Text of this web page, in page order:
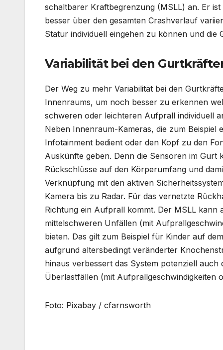
schaltbarer Kraftbegrenzung (MSLL) an. Er
besser über den gesamten Crashverlauf
Statur individuell eingehen zu können und die
Variabilität bei den
Der Weg zu mehr Variabilität bei den
Innenraums, um noch besser zu erkennen
schweren oder leichteren Aufprall individuell
Neben Innenraum-Kameras, die zum
Infotainment bedient oder den Kopf zu den
Auskünfte geben. Denn die Sensoren im Gurt
Rückschlüsse auf den Körperumfang und
Verknüpfung mit den aktiven
Kamera bis zu Radar. Für das vernetzte
Richtung ein Aufprall kommt. Der MSLL kann
mittelschweren Unfällen (mit
bieten. Das gilt zum Beispiel für Kinder auf
aufgrund altersbedingt veränderter
hinaus verbessert das System potenziell
Überlastfällen (mit Aufprallgeschwindigkeiten
Foto: Pixabay / cfarnsworth